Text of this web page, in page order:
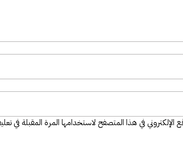
الإلكتروني في هذا المتصفح لاستخدامها المرة المقبلة في